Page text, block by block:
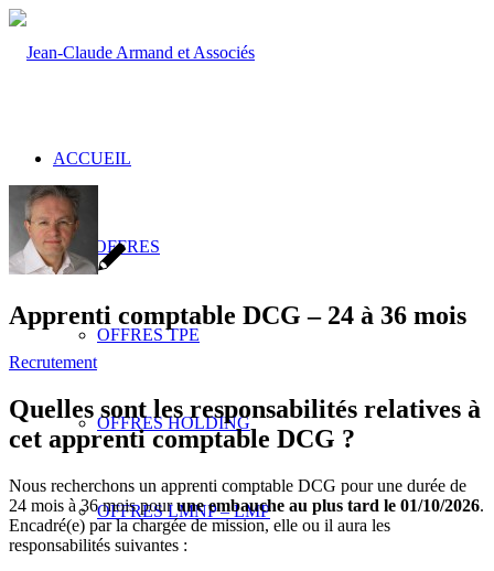
ACCUEIL
NOS OFFRES
OFFRES TPE
OFFRES HOLDING
OFFRES LMNP – LMP
Apprenti comptable DCG – 24 à 36 mois
Recrutement
Quelles sont les responsabilités relatives à
cet apprenti comptable DCG ?
Nous recherchons un apprenti comptable DCG pour une durée de
24 mois à 36 mois pourune embauche au plus tard le 01/10/2026.
Encadré(e) par la chargée de mission, elle ou il aura les
responsabilités suivantes :